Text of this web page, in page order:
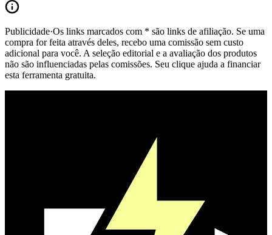
Publicidade·Os links marcados com * são links de afiliação. Se uma
compra for feita através deles, recebo uma comissão sem custo
adicional para você. A seleção editorial e a avaliação dos produtos
não são influenciadas pelas comissões. Seu clique ajuda a financiar
esta ferramenta gratuita.